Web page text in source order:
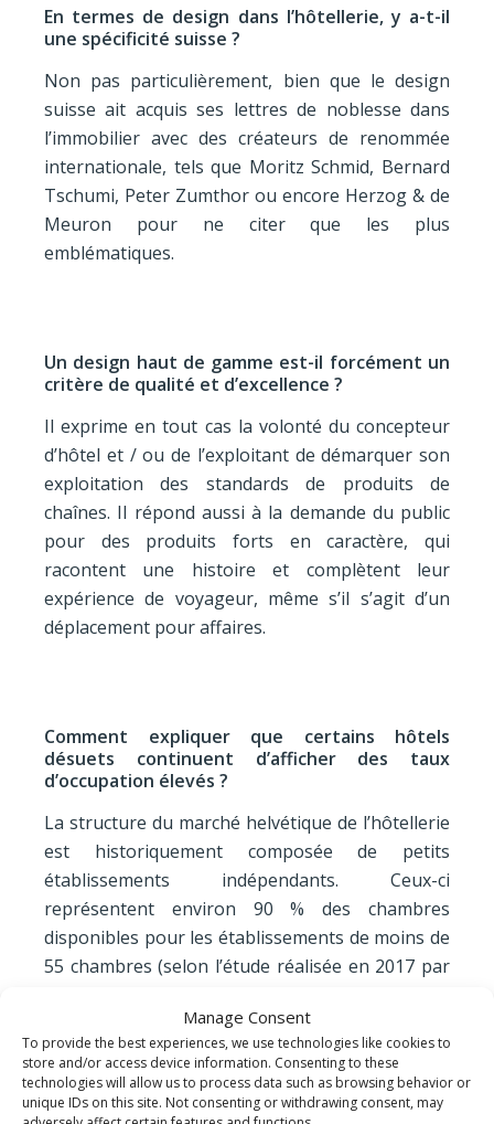
Manage Consent
To provide the best experiences, we use technologies like cookies to
store and/or access device information. Consenting to these
technologies will allow us to process data such as browsing behavior or
unique IDs on this site. Not consenting or withdrawing consent, may
En termes de design dans l’hôtellerie, y a-t-il
une spécificité suisse ?
Non pas particulièrement, bien que le design
suisse ait acquis ses lettres de noblesse dans
l’immobilier avec des créateurs de renommée
internationale, tels que Moritz Schmid, Bernard
Tschumi, Peter Zumthor ou encore Herzog & de
Meuron pour ne citer que les plus
emblématiques.
Un design haut de gamme est-il forcément un
critère de qualité et d’excellence ?
Il exprime en tout cas la volonté du concepteur
d’hôtel et / ou de l’exploitant de démarquer son
exploitation des standards de produits de
chaînes. Il répond aussi à la demande du public
pour des produits forts en caractère, qui
racontent une histoire et complètent leur
expérience de voyageur, même s’il s’agit d’un
déplacement pour affaires.
Comment expliquer que certains hôtels
désuets continuent d’afficher des taux
d’occupation élevés ?
La structure du marché helvétique de l’hôtellerie
est historiquement composée de petits
établissements indépendants. Ceux-ci
représentent environ 90 % des chambres
disponibles pour les établissements de moins de
55 chambres (selon l’étude réalisée en 2017 par
70, le marché a vu arriver des produits
standardisés de chaînes hôtelières, de grands
établissements, qui auraient pu coûter leur place
à de nombreux hôteliers indépendants. Or, à la